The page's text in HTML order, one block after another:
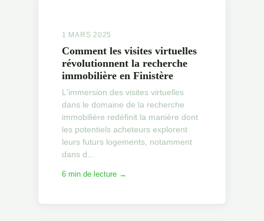
1 MARS 2025
Comment les visites virtuelles
révolutionnent la recherche
immobilière en Finistère
L'immersion des visites virtuelles
dans le domaine de la recherche
immobilière redéfinit la manière dont
les potentiels acheteurs explorent
leurs futurs logements, notamment
dans d...
6 min de lecture →